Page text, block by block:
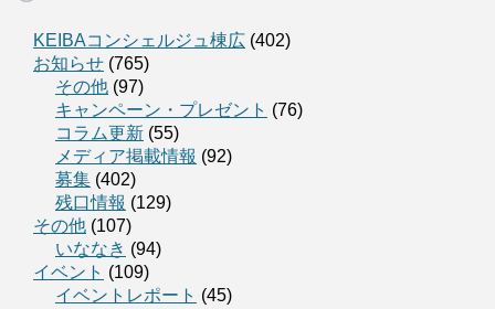
KEIBAコンシェルジュ棟広 (402)
お知らせ (765)
その他 (97)
キャンペーン・プレゼント (76)
コラム更新 (55)
メディア掲載情報 (92)
募集 (402)
残口情報 (129)
その他 (107)
いななき (94)
イベント (109)
イベントレポート (45)